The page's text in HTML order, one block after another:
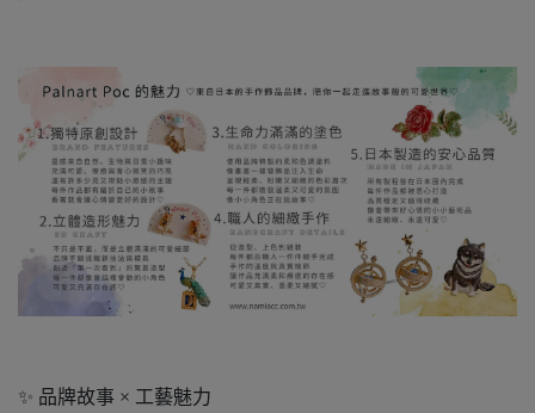
✨ 品牌故事 × 工藝魅力